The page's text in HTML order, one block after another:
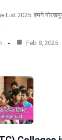
List 2025: हमने
Feb 8, 2025